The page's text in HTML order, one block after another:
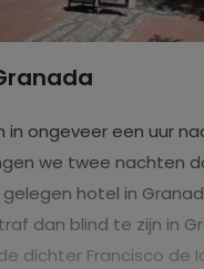
in ongeveer een uur
we twee nachten
hotel in
dan blind te zijn in
dichter Francisco de